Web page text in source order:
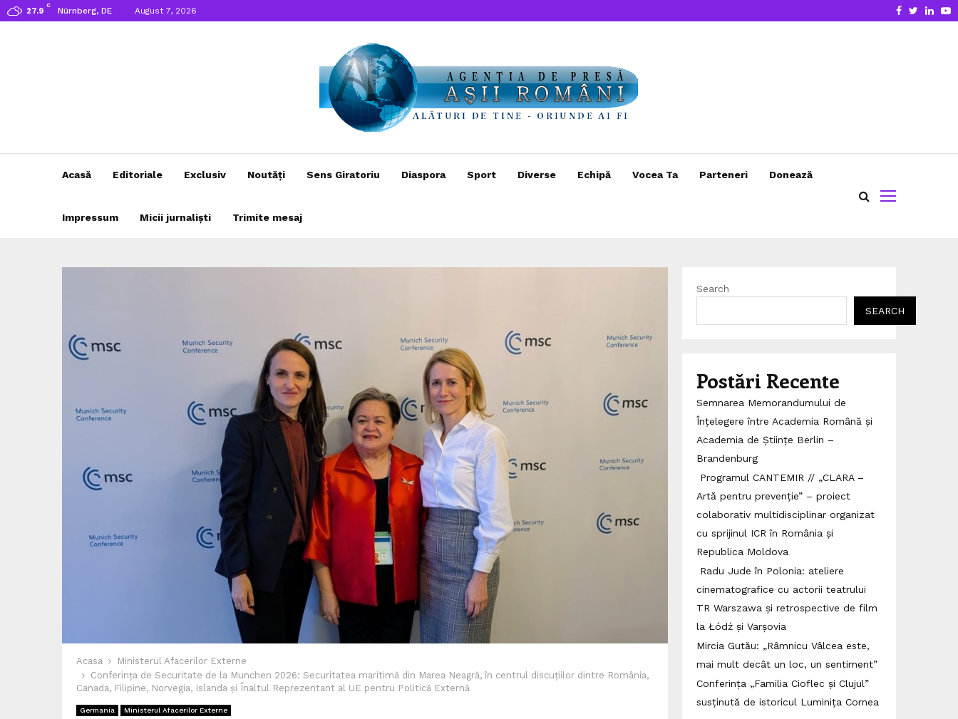
27.9
C
Nürnberg, DE August 7, 2026 Facebook
Twitter
Acasă Editoriale Exclusiv Noutăți Sens Giratoriu Diaspora Sport Diverse Echipă Vocea Ta Parteneri Donează
Impressum Micii jurnaliști Trimite mesaj
Acasa
Ministerul Afacerilor Externe
Conferința de Securitate de la Munchen 2026: Securitatea maritimă din Marea Neagră, în centrul discuțiilor dintre România,
Canada, Filipine, Norvegia, Islanda și Înaltul Reprezentant al UE pentru Politică Externă
Germania Ministerul Afacerilor Externe
Search
SEARCH
Postări Recente
Semnarea Memorandumului de
Înțelegere între Academia Română și
Academia de Științe Berlin –
Brandenburg
Programul CANTEMIR // „CLARA –
Artă pentru prevenție” – proiect
colaborativ multidisciplinar organizat
cu sprijinul ICR în România și
Republica Moldova
Radu Jude în Polonia: ateliere
cinematografice cu actorii teatrului
TR Warszawa și retrospective de film
la Łódź și Varșovia
Mircia Gutău: „Râmnicu Vâlcea este,
mai mult decât un loc, un sentiment”
Conferința „Familia Cioflec și Clujul”
susținută de istoricul Luminița Cornea